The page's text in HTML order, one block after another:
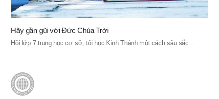
Hãy gần gũi với Đức Chúa Trời
Hồi lớp 7 trung học cơ sở, tôi học Kinh Thánh một cách sâu sắc…